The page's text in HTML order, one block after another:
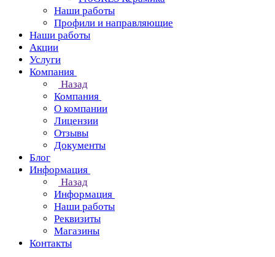
Наши работы
Профили и направляющие
Наши работы
Акции
Услуги
Компания
Назад
Компания
О компании
Лицензии
Отзывы
Документы
Блог
Информация
Назад
Информация
Наши работы
Реквизиты
Магазины
Контакты